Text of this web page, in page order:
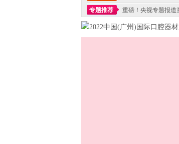
专题推荐
重磅！央视专题报道
不能再单纯地销售产品,而要向增